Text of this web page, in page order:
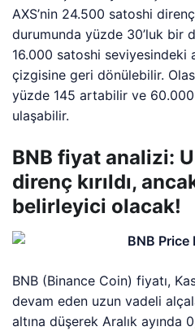
AXS’nin 24.500 satoshi direnç
durumunda yüzde 30’luk bir
16.000 satoshi seviyesindeki
çizgisine geri dönülebilir.
yüzde 145 artabilir ve
ulaşabilir.
BNB fiyat analizi:
direnç kırıldı,
belirleyici olacak!
BNB (Binance Coin) fiyatı,
devam eden uzun vadeli
altına düşerek Aralık ayında